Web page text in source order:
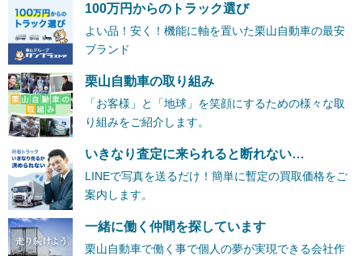
100万円からのトラック選び
よい品！安く！機能に軸を置いた栗山自動車の最安
ブランド
栗山自動車の取り組み
「お客様」と「地球」を笑顔にするための様々な取
り組みをご紹介します。
いきなり査定に来られると断れない…
LINEで写真を送るだけ！簡単に暫定の買取価格をご
案内します。
一緒に働く仲間を探しています
栗山自動車で働く事で個人の夢が実現できる会社作